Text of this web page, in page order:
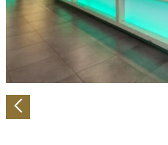
Wir verwenden Cookies, um Inhalte
personalisieren, Funktionen für
zu können und die Zugriffe auf
analysieren. Außerdem geben wir
Verwendung unserer Website an
Partner führen diese Informationen
weiteren Daten zusammen, die Sie